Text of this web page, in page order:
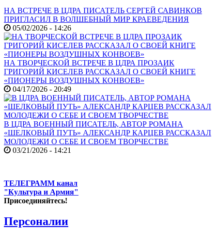
НА ВСТРЕЧЕ В ЦДРА ПИСАТЕЛЬ СЕРГЕЙ САВИНКОВ
ПРИГЛАСИЛ В ВОЛШЕБНЫЙ МИР КРАЕВЕДЕНИЯ
05/02/2026 - 14:26
НА ТВОРЧЕСКОЙ ВСТРЕЧЕ В ЦДРА ПРОЗАИК
ГРИГОРИЙ КИСЕЛЕВ РАССКАЗАЛ О СВОЕЙ КНИГЕ
«ПИОНЕРЫ ВОЗДУШНЫХ КОНВОЕВ»
04/17/2026 - 20:49
В ЦДРА ВОЕННЫЙ ПИСАТЕЛЬ, АВТОР РОМАНА
«ШЕЛКОВЫЙ ПУТЬ» АЛЕКСАНДР КАРЦЕВ РАССКАЗАЛ
МОЛОДЕЖИ О СЕБЕ И СВОЕМ ТВОРЧЕСТВЕ
03/21/2026 - 14:21
ТЕЛЕГРАММ канал
"Культура и Армия"
Присоединяйтесь!
Персоналии